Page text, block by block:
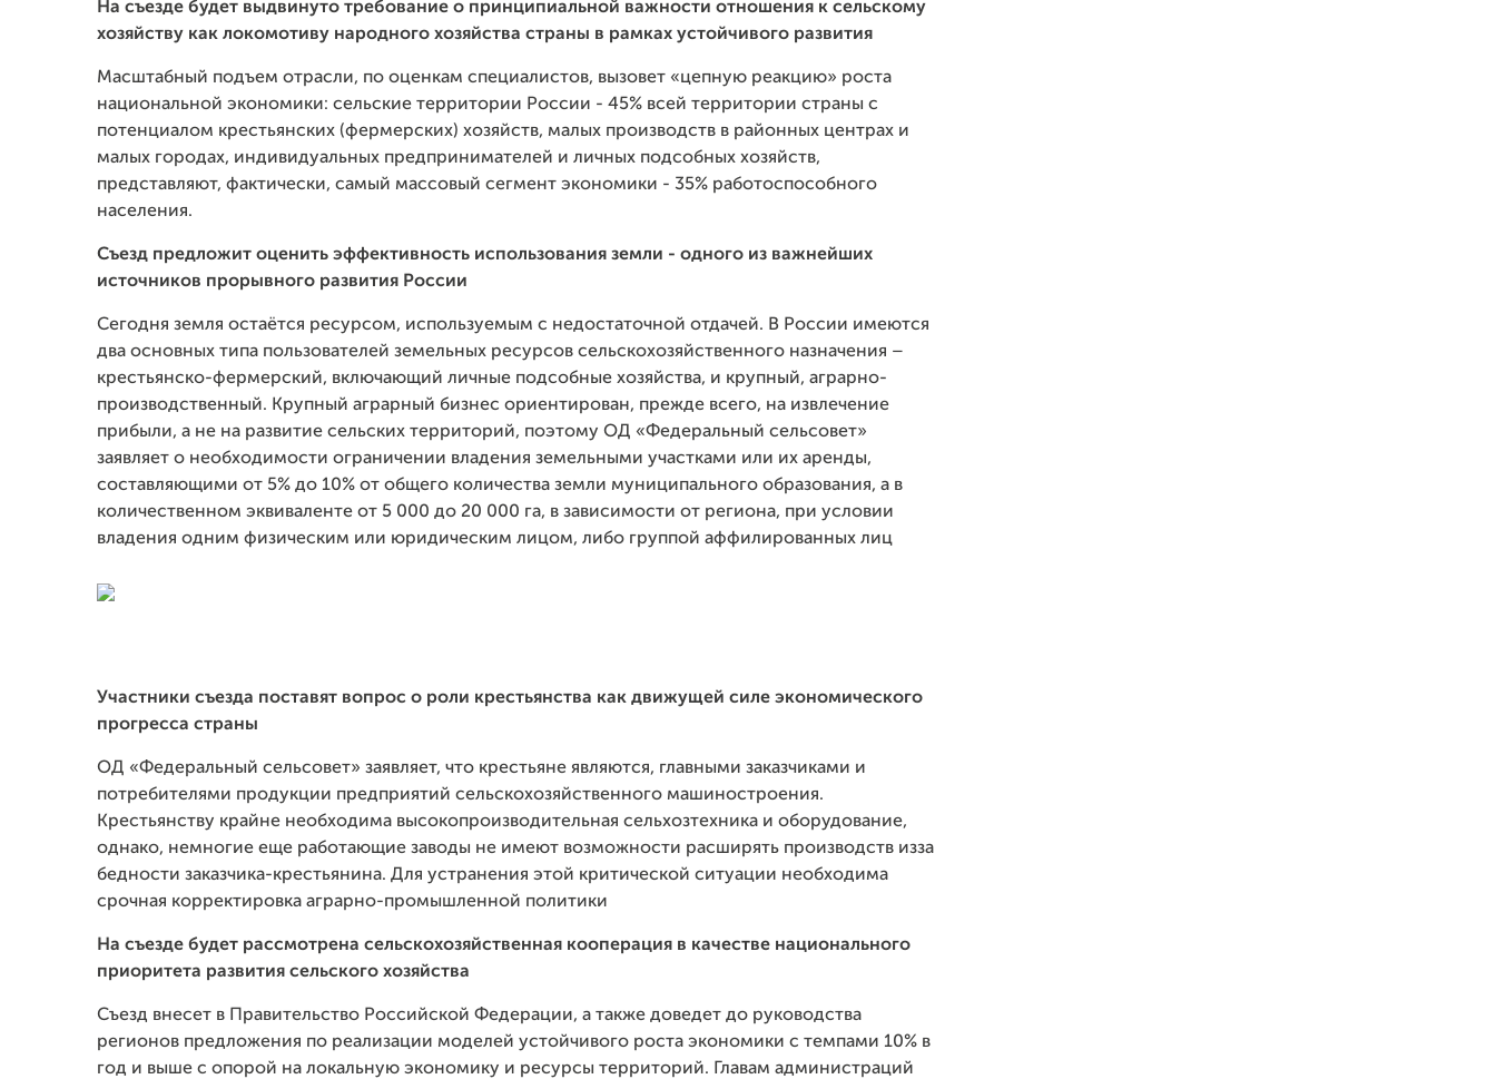
На съезде будет выдвинуто требование о принципиальной важности отношения к сельскому
хозяйству как локомотиву народного хозяйства страны в рамках устойчивого развития
Масштабный подъем отрасли, по оценкам специалистов, вызовет «цепную реакцию» роста
национальной экономики: сельские территории России - 45% всей территории страны с
потенциалом крестьянских (фермерских) хозяйств, малых производств в районных центрах и
малых городах, индивидуальных предпринимателей и личных подсобных хозяйств,
представляют, фактически, самый массовый сегмент экономики - 35% работоспособного
населения.
Съезд предложит оценить эффективность использования земли - одного из важнейших
источников прорывного развития России
Сегодня земля остаётся ресурсом, используемым с недостаточной отдачей. В России имеются
два основных типа пользователей земельных ресурсов сельскохозяйственного назначения –
крестьянско-фермерский, включающий личные подсобные хозяйства, и крупный, аграрно-
производственный. Крупный аграрный бизнес ориентирован, прежде всего, на извлечение
прибыли, а не на развитие сельских территорий, поэтому ОД «Федеральный сельсовет»
заявляет о необходимости ограничении владения земельными участками или их аренды,
составляющими от 5% до 10% от общего количества земли муниципального образования, а в
количественном эквиваленте от 5 000 до 20 000 га, в зависимости от региона, при условии
владения одним физическим или юридическим лицом, либо группой аффилированных лиц
Участники съезда поставят вопрос о роли крестьянства как движущей силе экономического
прогресса страны
ОД «Федеральный сельсовет» заявляет, что крестьяне являются, главными заказчиками и
потребителями продукции предприятий сельскохозяйственного машиностроения.
Крестьянству крайне необходима высокопроизводительная сельхозтехника и оборудование,
однако, немногие еще работающие заводы не имеют возможности расширять производств изза
бедности заказчика-крестьянина. Для устранения этой критической ситуации необходима
срочная корректировка аграрно-промышленной политики
На съезде будет рассмотрена сельскохозяйственная кооперация в качестве национального
приоритета развития сельского хозяйства
Съезд внесет в Правительство Российской Федерации, а также доведет до руководства
регионов предложения по реализации моделей устойчивого роста экономики с темпами 10% в
год и выше с опорой на локальную экономику и ресурсы территорий. Главам администраций